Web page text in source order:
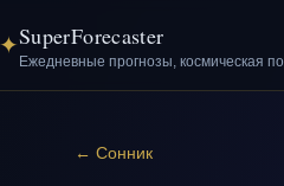
✦SuperForecaster
Ежедневные прогнозы, космическая
← Сонник